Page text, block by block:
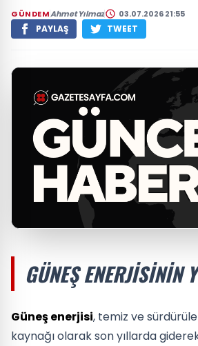
GÜNDEMAhmet Yılmaz 03.07.2026 21:55
PAYLAŞ TWEET
GÜNEŞ ENERJISININ
Güneş enerjisi, temiz ve
kaynağı olarak son yıllarda